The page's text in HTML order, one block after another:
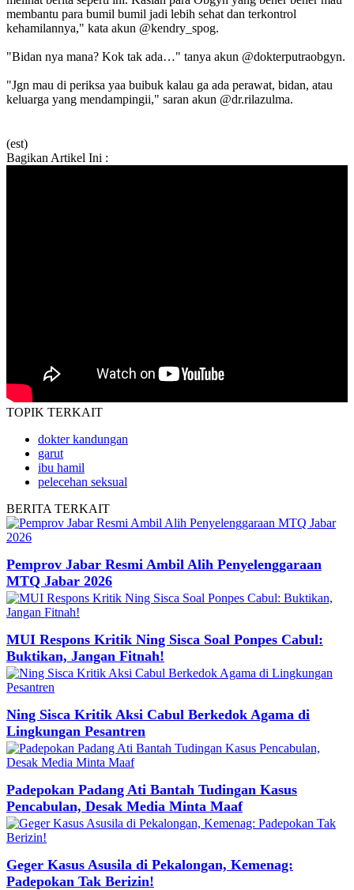
membantu para bumil bumil jadi lebih sehat dan terkontrol
kehamilannya," kata akun @kendry_spog.
"Bidan nya mana? Kok tak ada…" tanya akun @dokterputraobgyn.
"Jgn mau di periksa yaa buibuk kalau ga ada perawat, bidan, atau
keluarga yang mendampingii," saran akun @dr.rilazulma.
(est)
Bagikan Artikel Ini :
TOPIK TERKAIT
dokter kandungan
garut
ibu hamil
pelecehan seksual
BERITA TERKAIT
Pemprov Jabar Resmi Ambil Alih Penyelenggaraan
MTQ Jabar 2026
MUI Respons Kritik Ning Sisca Soal Ponpes Cabul:
Buktikan, Jangan Fitnah!
Ning Sisca Kritik Aksi Cabul Berkedok Agama di
Lingkungan Pesantren
Padepokan Padang Ati Bantah Tudingan Kasus
Pencabulan, Desak Media Minta Maaf
Geger Kasus Asusila di Pekalongan, Kemenag:
Padepokan Tak Berizin!